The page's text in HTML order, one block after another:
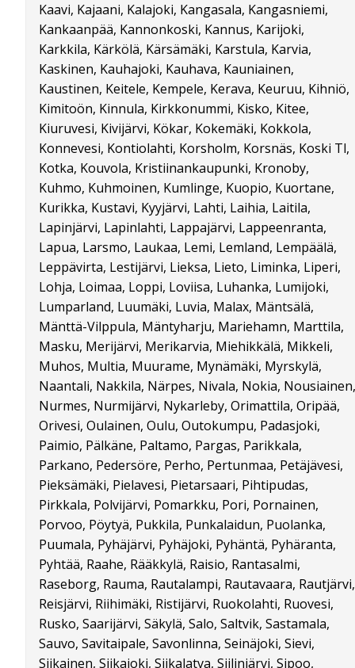
Kaavi, Kajaani, Kalajoki, Kangasala, Kangasniemi,
Kankaanpää, Kannonkoski, Kannus, Karijoki,
Karkkila, Kärkölä, Kärsämäki, Karstula, Karvia,
Kaskinen, Kauhajoki, Kauhava, Kauniainen,
Kaustinen, Keitele, Kempele, Kerava, Keuruu, Kihniö,
Kimitoön, Kinnula, Kirkkonummi, Kisko, Kitee,
Kiuruvesi, Kivijärvi, Kökar, Kokemäki, Kokkola,
Konnevesi, Kontiolahti, Korsholm, Korsnäs, Koski Tl,
Kotka, Kouvola, Kristiinankaupunki, Kronoby,
Kuhmo, Kuhmoinen, Kumlinge, Kuopio, Kuortane,
Kurikka, Kustavi, Kyyjärvi, Lahti, Laihia, Laitila,
Lapinjärvi, Lapinlahti, Lappajärvi, Lappeenranta,
Lapua, Larsmo, Laukaa, Lemi, Lemland, Lempäälä,
Leppävirta, Lestijärvi, Lieksa, Lieto, Liminka, Liperi,
Lohja, Loimaa, Loppi, Loviisa, Luhanka, Lumijoki,
Lumparland, Luumäki, Luvia, Malax, Mäntsälä,
Mänttä-Vilppula, Mäntyharju, Mariehamn, Marttila,
Masku, Merijärvi, Merikarvia, Miehikkälä, Mikkeli,
Muhos, Multia, Muurame, Mynämäki, Myrskylä,
Naantali, Nakkila, Närpes, Nivala, Nokia, Nousiainen,
Nurmes, Nurmijärvi, Nykarleby, Orimattila, Oripää,
Orivesi, Oulainen, Oulu, Outokumpu, Padasjoki,
Paimio, Pälkäne, Paltamo, Pargas, Parikkala,
Parkano, Pedersöre, Perho, Pertunmaa, Petäjävesi,
Pieksämäki, Pielavesi, Pietarsaari, Pihtipudas,
Pirkkala, Polvijärvi, Pomarkku, Pori, Pornainen,
Porvoo, Pöytyä, Pukkila, Punkalaidun, Puolanka,
Puumala, Pyhäjärvi, Pyhäjoki, Pyhäntä, Pyhäranta,
Pyhtää, Raahe, Rääkkylä, Raisio, Rantasalmi,
Raseborg, Rauma, Rautalampi, Rautavaara, Rautjärvi,
Reisjärvi, Riihimäki, Ristijärvi, Ruokolahti, Ruovesi,
Rusko, Saarijärvi, Säkylä, Salo, Saltvik, Sastamala,
Sauvo, Savitaipale, Savonlinna, Seinäjoki, Sievi,
Siikainen, Siikajoki, Siikalatva, Siilinjärvi, Sipoo,